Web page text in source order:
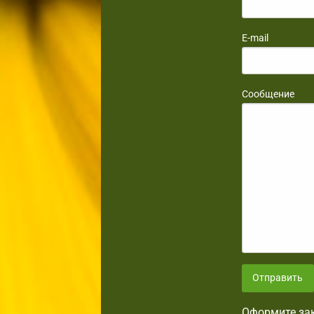
E-mail
Сообщение
Отправить